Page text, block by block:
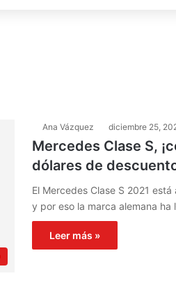
Ana Vázquez diciembre 25,
Mercedes Clase S,
dólares de
El Mercedes Clase S 2021
y por eso la marca alemana ha
Leer más »